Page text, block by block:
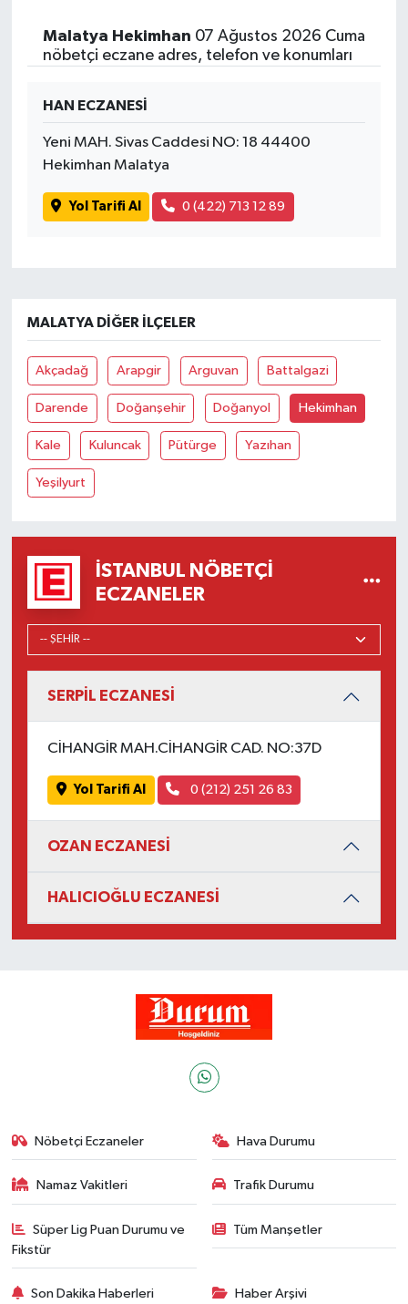
Malatya Hekimhan 07 Ağustos 2026 Cuma
nöbetçi eczane adres, telefon ve konumları
HAN ECZANESİ
Yeni MAH. Sivas Caddesi NO: 18 44400
Hekimhan Malatya
Yol Tarifi Al 0 (422) 713 12 89
MALATYA DIĞER İLÇELER
Akçadağ Arapgir Arguvan Battalgazi
Darende Doğanşehir Doğanyol Hekimhan
Kale Kuluncak Pütürge Yazıhan
Yeşilyurt
İSTANBUL NÖBETÇI
ECZANELER
SERPİL ECZANESİ
CİHANGİR MAH.CİHANGİR CAD. NO:37D
Yol Tarifi Al 0 (212) 251 26 83
OZAN ECZANESİ
HALICIOĞLU ECZANESİ
Nöbetçi Eczaneler Hava Durumu
Namaz Vakitleri Trafik Durumu
Süper Lig Puan Durumu ve
Fikstür
Tüm Manşetler
Son Dakika Haberleri Haber Arşivi